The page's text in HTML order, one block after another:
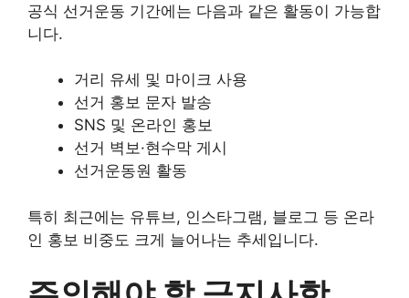
공식 선거운동 기간에는 다음과 같은 활동이 가능합
니다.
거리 유세 및 마이크 사용
선거 홍보 문자 발송
SNS 및 온라인 홍보
선거 벽보·현수막 게시
선거운동원 활동
특히 최근에는 유튜브, 인스타그램, 블로그 등 온라
인 홍보 비중도 크게 늘어나는 추세입니다.